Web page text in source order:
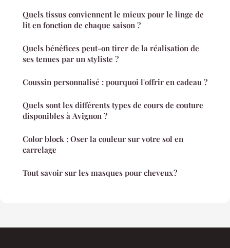
Quels tissus conviennent le mieux pour le linge de
lit en fonction de chaque saison ?
Quels bénéfices peut-on tirer de la réalisation de
ses tenues par un styliste ?
Coussin personnalisé : pourquoi l'offrir en cadeau ?
Quels sont les différents types de cours de couture
disponibles à Avignon ?
Color block : Oser la couleur sur votre sol en
carrelage
Tout savoir sur les masques pour cheveux ?